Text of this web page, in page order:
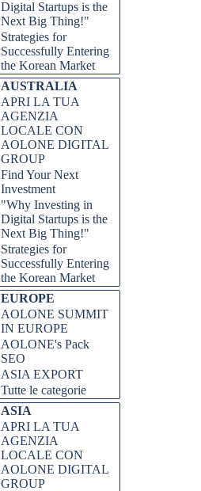
Digital Startups is the
Next Big Thing!"
Strategies for
Successfully Entering
the Korean Market
AUSTRALIA
APRI LA TUA
AGENZIA
LOCALE CON
AOLONE DIGITAL
GROUP
Find Your Next
Investment
"Why Investing in
Digital Startups is the
Next Big Thing!"
Strategies for
Successfully Entering
the Korean Market
EUROPE
AOLONE SUMMIT
IN EUROPE
AOLONE's Pack
SEO
ASIA EXPORT
Tutte le categorie
ASIA
APRI LA TUA
AGENZIA
LOCALE CON
AOLONE DIGITAL
GROUP